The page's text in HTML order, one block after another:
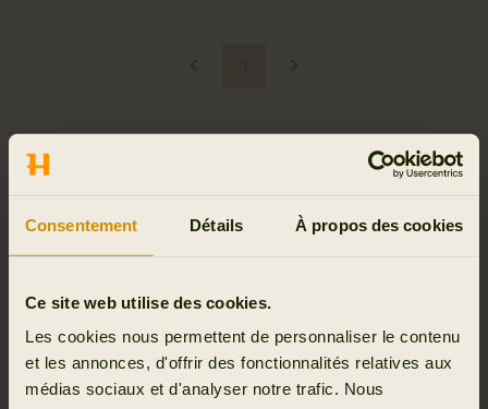
Consentement Détails À propos des cookies
Ce site web utilise des cookies.
Les cookies nous permettent de personnaliser le contenu
et les annonces, d'offrir des fonctionnalités relatives aux
médias sociaux et d'analyser notre trafic. Nous
CONFORT ET ENDURANCE À
CHAQUE PAS
Avec leur héritage scandinave, les chaussettes Härkila
vestes ou pantalons. Fruits de décennies d’expérience sur
le terrain, elles associent soutien, confort et résistance
pour accompagner vos journées de chasse, même les
plus longues.